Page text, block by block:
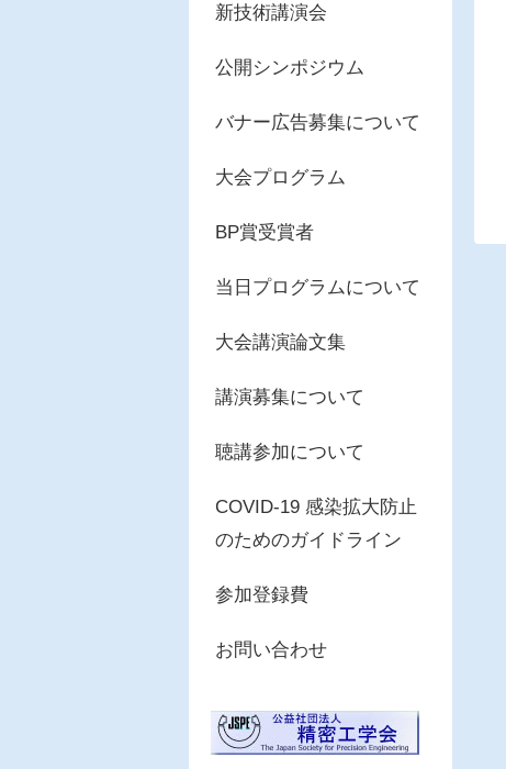
新技術講演会
公開シンポジウム
バナー広告募集について
大会プログラム
BP賞受賞者
当日プログラムについて
大会講演論文集
講演募集について
聴講参加について
COVID-19 感染拡大防止
のためのガイドライン
参加登録費
お問い合わせ